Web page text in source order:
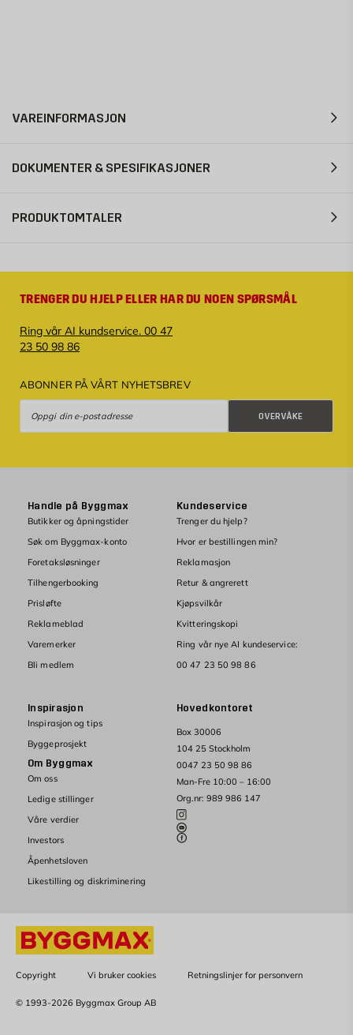
VAREINFORMASJON
DOKUMENTER & SPESIFIKASJONER
PRODUKTOMTALER
TRENGER DU HJELP ELLER HAR DU NOEN SPØRSMÅL
Ring vår AI kundservice. 00 47
23 50 98 86
ABONNER PÅ VÅRT NYHETSBREV
OVERVÅKE
Hovedkontoret
Box 30006
104 25 Stockholm
0047 23 50 98 86
Man-Fre 10:00 – 16:00
Org.nr: 989 986 147
Handle på Byggmax
Butikker og åpningstider
Søk om Byggmax-konto
Foretaksløsninger
Tilhengerbooking
Prisløfte
Reklameblad
Varemerker
Bli medlem
Kundeservice
Trenger du hjelp?
Hvor er bestillingen min?
Reklamasjon
Retur & angrerett
Kjøpsvilkår
Kvitteringskopi
Ring vår nye AI kundeservice:
00 47 23 50 98 86
Inspirasjon
Inspirasjon og tips
Byggeprosjekt
Om Byggmax
Om oss
Ledige stillinger
Våre verdier
Investors
Åpenhetsloven
Likestilling og diskriminering
Copyright Vi bruker cookies Retningslinjer for personvern
© 1993-2026 Byggmax Group AB